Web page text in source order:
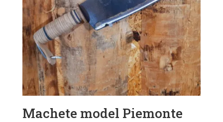
Machete model Piemonte